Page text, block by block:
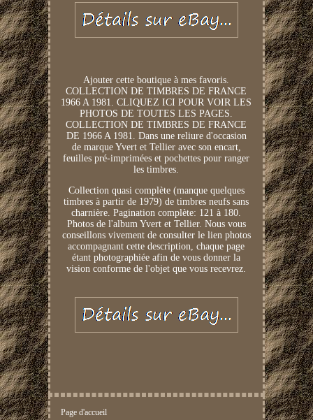
Ajouter cette boutique à mes favoris.
COLLECTION DE TIMBRES DE FRANCE
1966 A 1981. CLIQUEZ ICI POUR VOIR LES
PHOTOS DE TOUTES LES PAGES.
COLLECTION DE TIMBRES DE FRANCE
DE 1966 A 1981. Dans une reliure d'occasion
de marque Yvert et Tellier avec son encart,
feuilles pré-imprimées et pochettes pour ranger
les timbres.
Collection quasi complète (manque quelques
timbres à partir de 1979) de timbres neufs sans
charnière. Pagination complète: 121 à 180.
Photos de l'album Yvert et Tellier. Nous vous
conseillons vivement de consulter le lien photos
accompagnant cette description, chaque page
étant photographiée afin de vous donner la
vision conforme de l'objet que vous recevrez.
Page d'accueil